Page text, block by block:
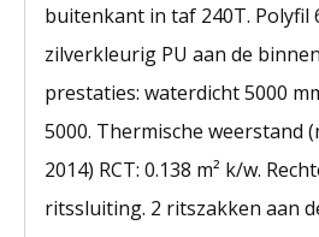
buitenkant in taf 240T. Polyfil
zilverkleurig PU aan de
prestaties: waterdicht 5000
5000. Thermische weerstand
2014) RCT: 0.138 m² k/w.
ritssluiting. 2 ritszakken aan